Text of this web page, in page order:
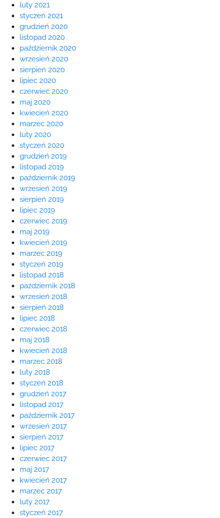
luty 2021
styczeń 2021
grudzień 2020
listopad 2020
październik 2020
wrzesień 2020
sierpień 2020
lipiec 2020
czerwiec 2020
maj 2020
kwiecień 2020
marzec 2020
luty 2020
styczeń 2020
grudzień 2019
listopad 2019
październik 2019
wrzesień 2019
sierpień 2019
lipiec 2019
czerwiec 2019
maj 2019
kwiecień 2019
marzec 2019
styczeń 2019
listopad 2018
październik 2018
wrzesień 2018
sierpień 2018
lipiec 2018
czerwiec 2018
maj 2018
kwiecień 2018
marzec 2018
luty 2018
styczeń 2018
grudzień 2017
listopad 2017
październik 2017
wrzesień 2017
sierpień 2017
lipiec 2017
czerwiec 2017
maj 2017
kwiecień 2017
marzec 2017
luty 2017
styczeń 2017